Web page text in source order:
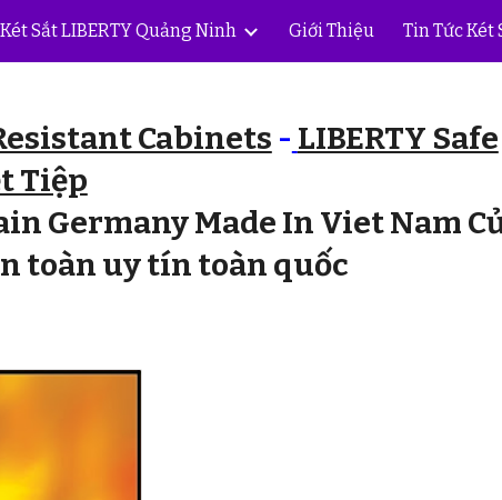
Skip to navigation
Két Sắt LIBERTY Quảng Ninh Giới Thiệu Tin Tức Két
Cabinets - LIBERTY Safe
Tiệp
Germany Made In Viet Nam
toàn uy tín toàn quốc